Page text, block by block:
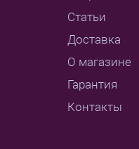
Статьи
Доставка
О магазине
Гарантия
Контакты